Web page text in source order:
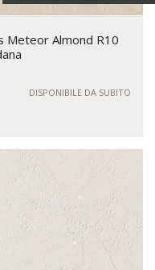
Meteor Almond R10
DISPONIBILE DA SUBITO